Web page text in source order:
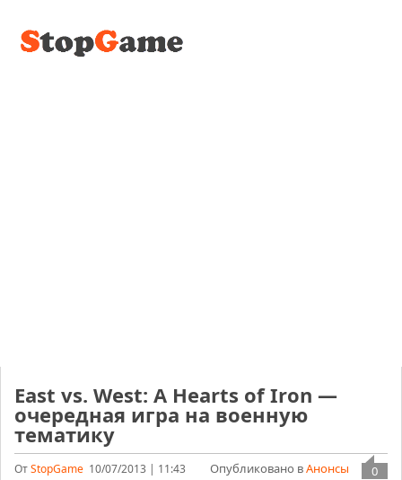
East vs. West: A Hearts of Iron —
очередная игра на военную
тематику
ОтStopGame 10/07/2013 | 11:43 0
Опубликовано вАнонсы